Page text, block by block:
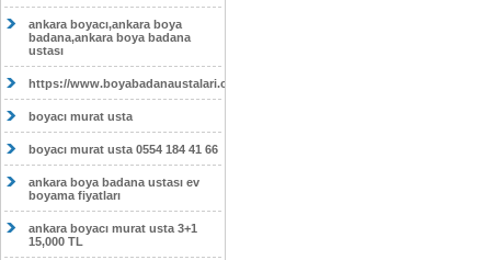
ankara boyacı,ankara boya
badana,ankara boya badana
ustası
https://www.boyabadanaustalari.com/
boyacı murat usta
boyacı murat usta 0554 184 41 66
ankara boya badana ustası ev
boyama fiyatları
ankara boyacı murat usta 3+1
15,000 TL